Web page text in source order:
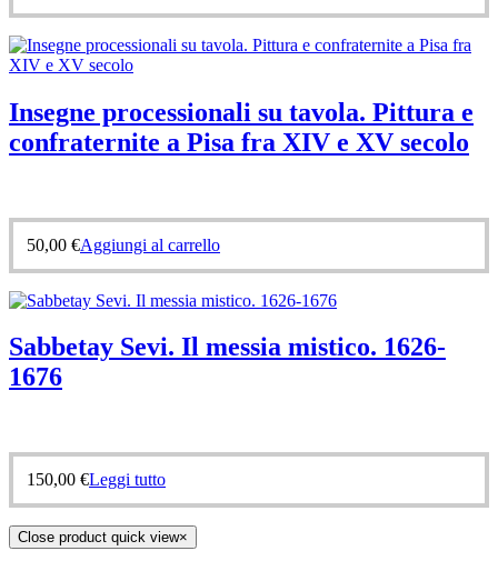
Insegne processionali su tavola. Pittura e
confraternite a Pisa fra XIV e XV secolo
50,00 €Aggiungi al carrello
Sabbetay Sevi. Il messia mistico. 1626-
1676
150,00 €Leggi tutto
Close product quick view×